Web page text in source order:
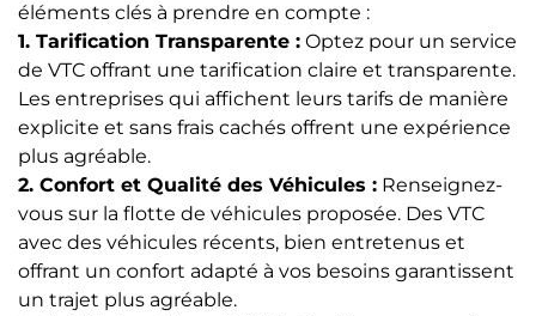
éléments clés à prendre en compte :
1. Tarification Transparente : Optez pour un service
de VTC offrant une tarification claire et transparente.
Les entreprises qui affichent leurs tarifs de manière
explicite et sans frais cachés offrent une expérience
plus agréable.
2. Confort et Qualité des Véhicules : Renseignez-
vous sur la flotte de véhicules proposée. Des VTC
avec des véhicules récents, bien entretenus et
offrant un confort adapté à vos besoins garantissent
un trajet plus agréable.